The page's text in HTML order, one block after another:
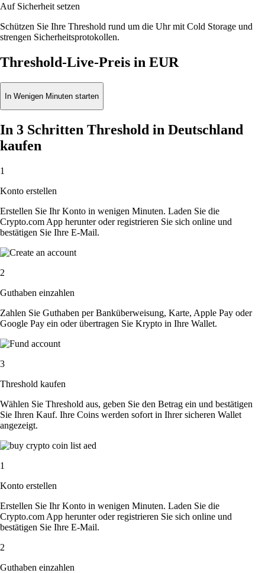
Auf Sicherheit setzen
Schützen Sie Ihre Threshold rund um die Uhr mit Cold Storage und
strengen Sicherheitsprotokollen.
Threshold-Live-Preis in EUR
In Wenigen Minuten starten
In 3 Schritten Threshold in Deutschland
kaufen
1
Konto erstellen
Erstellen Sie Ihr Konto in wenigen Minuten. Laden Sie die
Crypto.com App herunter oder registrieren Sie sich online und
bestätigen Sie Ihre E-Mail.
2
Guthaben einzahlen
Zahlen Sie Guthaben per Banküberweisung, Karte, Apple Pay oder
Google Pay ein oder übertragen Sie Krypto in Ihre Wallet.
3
Threshold kaufen
Wählen Sie Threshold aus, geben Sie den Betrag ein und bestätigen
Sie Ihren Kauf. Ihre Coins werden sofort in Ihrer sicheren Wallet
angezeigt.
1
Konto erstellen
Erstellen Sie Ihr Konto in wenigen Minuten. Laden Sie die
Crypto.com App herunter oder registrieren Sie sich online und
bestätigen Sie Ihre E-Mail.
2
Guthaben einzahlen